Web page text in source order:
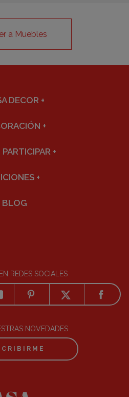
a Muebles
DECOR +
+
+
+
BLOG
REDES SOCIALES
NOVEDADES